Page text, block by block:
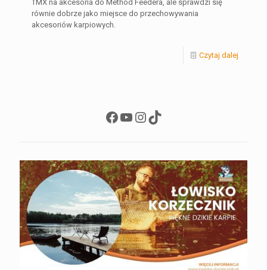
TMX na akcesoria do Method Feedera, ale sprawdzi się
równie dobrze jako miejsce do przechowywania
akcesoriów karpiowych.
Czytaj dalej
Facebook
YouTube
Instagram
TikTok